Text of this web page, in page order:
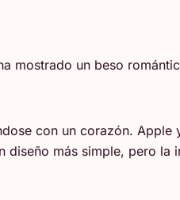
mostrado un beso
con un corazón.
diseño más simple, pero